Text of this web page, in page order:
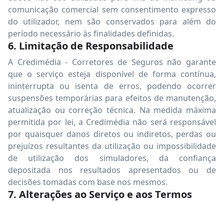
comunicação comercial sem consentimento expresso
do utilizador, nem são conservados para além do
período necessário às finalidades definidas.
6. Limitação de Responsabilidade
A Credimédia - Corretores de Seguros não garante
que o serviço esteja disponível de forma contínua,
ininterrupta ou isenta de erros, podendo ocorrer
suspensões temporárias para efeitos de manutenção,
atualização ou correção técnica. Na medida máxima
permitida por lei, a Credimédia não será responsável
por quaisquer danos diretos ou indiretos, perdas ou
prejuízos resultantes da utilização ou impossibilidade
de utilização dos simuladores, da confiança
depositada nos resultados apresentados ou de
decisões tomadas com base nos mesmos.
7. Alterações ao Serviço e aos Termos